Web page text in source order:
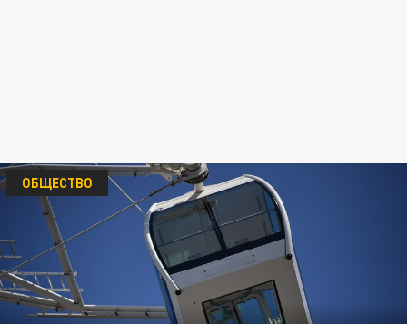
ОБЩЕСТВО